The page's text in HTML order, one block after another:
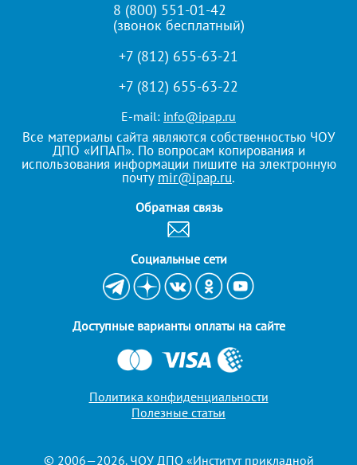
8 (800) 551-01-42
(звонок бесплатный)
+7 (812) 655-63-21
+7 (812) 655-63-22
E-mail: info@ipap.ru
Все материалы сайта являются собственностью ЧОУ
ДПО «ИПАП». По вопросам копирования и
использования информации пишите на электронную
почту mir@ipap.ru.
Обратная связь
Cоциальные сети
Доступные варианты оплаты на сайте
Политика конфиденциальности
Полезные статьи
© 2006—2026. ЧОУ ДПО «Институт прикладной